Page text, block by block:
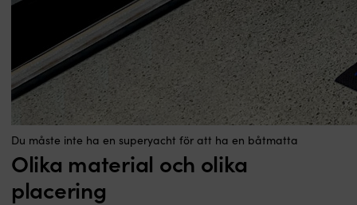
Du måste inte ha en superyacht för att ha en båtmatta
Olika material och olika
placering